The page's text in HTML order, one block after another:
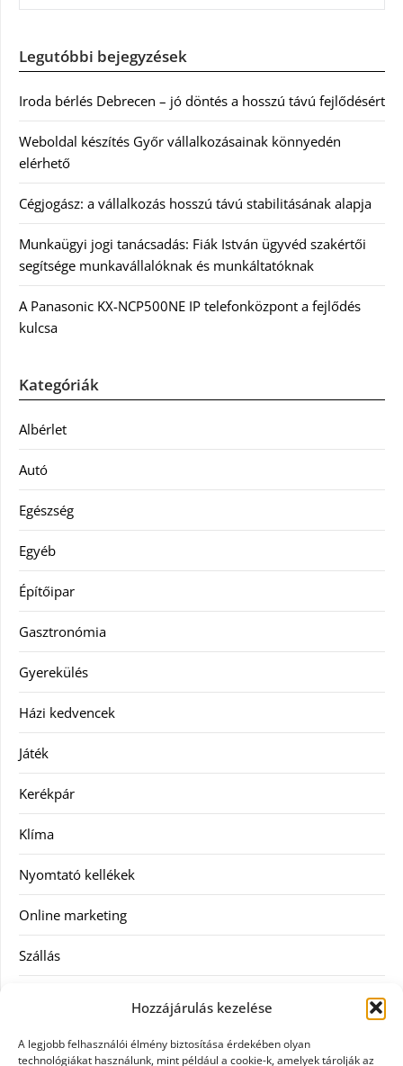
Hozzájárulás kezelése
A legjobb felhasználói élmény biztosítása érdekében olyan
technológiákat használunk, mint például a cookie-k, amelyek tárolják az
Legutóbbi bejegyzések
Iroda bérlés Debrecen – jó döntés a hosszú távú fejlődésért
Weboldal készítés Győr vállalkozásainak könnyedén
elérhető
Cégjogász: a vállalkozás hosszú távú stabilitásának alapja
Munkaügyi jogi tanácsadás: Fiák István ügyvéd szakértői
segítsége munkavállalóknak és munkáltatóknak
A Panasonic KX-NCP500NE IP telefonközpont a fejlődés
kulcsa
Kategóriák
Albérlet
Autó
Egészség
Egyéb
Építőipar
Gasztronómia
Gyerekülés
Házi kedvencek
Játék
Kerékpár
Klíma
Nyomtató kellékek
Online marketing
Szállás
Szellőztető